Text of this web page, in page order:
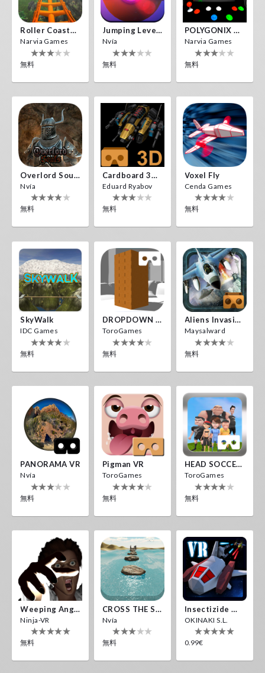
Roller Coaster VR
Narvia Games
無料
Jumping Levels
Nvía
無料
POLYGONIX VR
Narvia Games
無料
Overlord Souls
Nvía
無料
Cardboard 3D VR Space FPS Game
Eduard Ryabov
無料
Voxel Fly
Cenda Games
無料
SkyWalk
IDC Games
無料
DROPDOWN VR
ToroGames
無料
Aliens Invasion VR
Maysalward
無料
PANORAMA VR
Nvía
無料
Pigman VR
ToroGames
無料
HEAD SOCCER VR
ToroGames
無料
Weeping Angels VR
Ninja-VR
無料
CROSS THE SEA
Nvía
無料
Insectizide Wars VR
OKINAKI S.L.
0.99€